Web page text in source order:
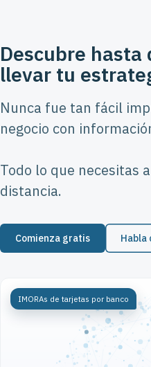
Descubre hasta
llevar tu
Nunca fue tan fácil
negocio con
Todo lo que necesitas
distancia.
Comienza gratis Habla
IMORAs de tarjetas por banco